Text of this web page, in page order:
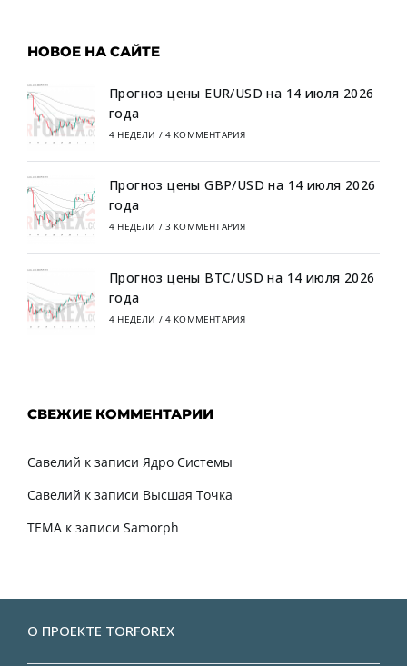
НОВОЕ НА САЙТЕ
Прогноз цены EUR/USD на 14 июля 2026
года
4 НЕДЕЛИ / 4 КОММЕНТАРИЯ
Прогноз цены GBP/USD на 14 июля 2026
года
4 НЕДЕЛИ / 3 КОММЕНТАРИЯ
Прогноз цены BTC/USD на 14 июля 2026
года
4 НЕДЕЛИ / 4 КОММЕНТАРИЯ
СВЕЖИЕ КОММЕНТАРИИ
Савелий к записи Ядро Системы
Савелий к записи Высшая Точка
TEMA к записи Samorph
О ПРОЕКТЕ TORFOREX